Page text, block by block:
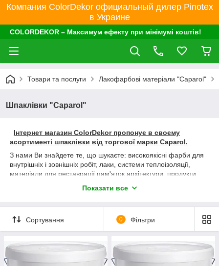
Компания ColorDekor официальный дилер Pinotex
в Украине
COLORDEKOR – Максимум ефекту при мінімумі коштів!
Товари та послуги Лакофарбові матеріали "Caparol"
Шпаклівки "Caparol"
Інтернет магазин ColorDekor пропонує в своєму
асортименті шпаклівки від торгової марки Caparol.
З нами Ви знайдете те, що шукаєте: високоякісні фарби для
внутрішніх і зовнішніх робіт, лаки, системи теплоізоляції,
матеріали для реставрації пам'яток архітектури, продукти
штукатурів, дизайнерів і архітекторів: від кольорових колекцій
до консультаційних ресурсів, від технічної консультативної
допомоги в навчання.
Показати все
Сортування 0 Фільтри